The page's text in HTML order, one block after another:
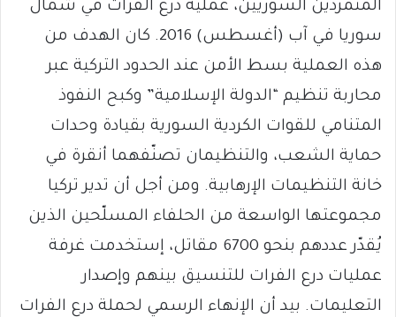
المتمردين السوريين، عملية درع الفرات في شمال
سوريا في آب (أغسطس) 2016. كان الهدف من
هذه العملية بسط الأمن عند الحدود التركية عبر
محاربة تنظيم “الدولة الإسلامية” وكبح النفوذ
المتنامي للقوات الكردية السورية بقيادة وحدات
حماية الشعب، والتنظيمان تصنّفهما أنقرة في
خانة التنظيمات الإرهابية. ومن أجل أن تدير تركيا
مجموعتها الواسعة من الحلفاء المسلّحين الذين
يُقدّر عددهم بنحو 6700 مقاتل، إستخدمت غرفة
عمليات درع الفرات للتنسيق بينهم وإصدار
التعليمات. بيد أن الإنهاء الرسمي لحملة درع الفرات